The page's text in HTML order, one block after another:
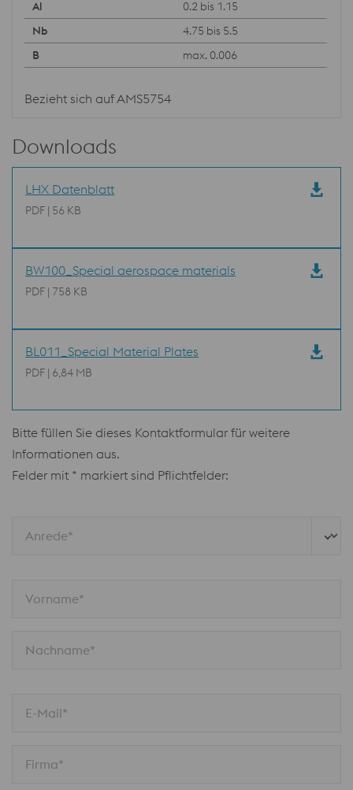
0.2 bis 1.15
4.75 bis 5.5
max. 0.006
Bezieht sich auf AMS5754
Downloads
LHX Datenblatt
PDF | 56 KB
BW100_Special aerospace materials
PDF | 758 KB
BL011_Special Material Plates
PDF | 6,84 MB
Bitte füllen Sie dieses Kontaktformular für weitere
Informationen aus.
Felder mit * markiert sind Pflichtfelder:
Anrede*
Vorname*
Nachname*
E-Mail*
Firma*